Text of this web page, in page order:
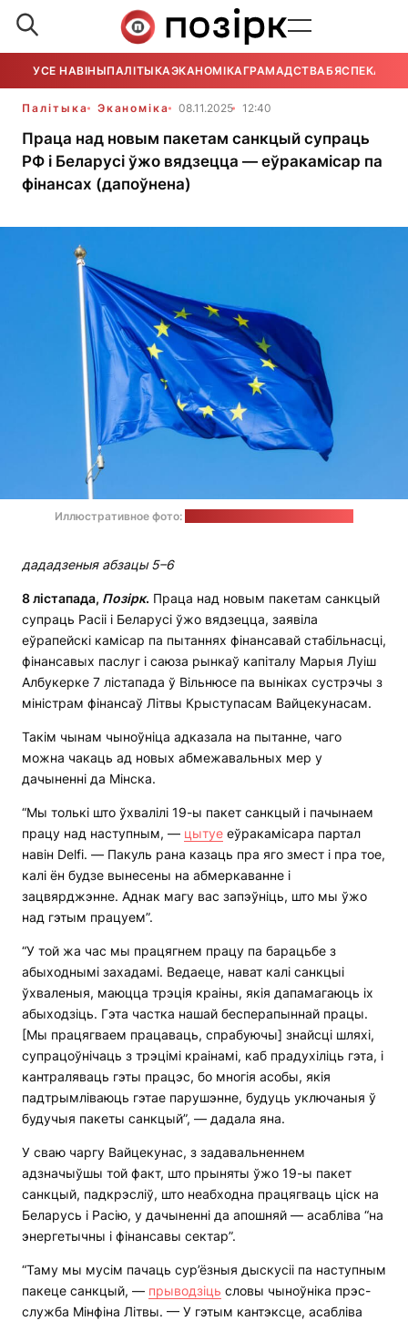
УСЕ НАВІНЫПАЛІТЫКАЭКАНОМІКАГРАМАДСТВАБЯСПЕКА
Палітыка Эканоміка 08.11.2025 12:40
Праца над новым пакетам санкцый супраць
РФ і Беларусі ўжо вядзецца — еўракамісар па
фінансах (дапоўнена)
Иллюстративное фото:
дададзеныя абзацы 5–6
8 лістапада, Позірк. Праца над новым пакетам санкцый
супраць Расіі і Беларусі ўжо вядзецца, заявіла
еўрапейскі камісар па пытаннях фінансавай стабільнасці,
фінансавых паслуг і саюза рынкаў капіталу Марыя Луіш
Албукерке 7 лістапада ў Вільнюсе па выніках сустрэчы з
міністрам фінансаў Літвы Крыступасам Вайцекунасам.
Такім чынам чыноўніца адказала на пытанне, чаго
можна чакаць ад новых абмежавальных мер у
дачыненні да Мінска.
“Мы толькі што ўхвалілі 19-ы пакет санкцый і пачынаем
працу над наступным, — цытуе еўракамісара партал
навін Delfi. — Пакуль рана казаць пра яго змест і пра тое,
калі ён будзе вынесены на абмеркаванне і
зацвярджэнне. Аднак магу вас запэўніць, што мы ўжо
над гэтым працуем”.
“У той жа час мы працягнем працу па барацьбе з
абыходнымі захадамі. Ведаеце, нават калі санкцыі
ўхваленыя, маюцца трэція краіны, якія дапамагаюць іх
абыходзіць. Гэта частка нашай бесперапыннай працы.
[Мы працягваем працаваць, спрабуючы] знайсці шляхі,
супрацоўнічаць з трэцімі краінамі, каб прадухіліць гэта, і
кантраляваць гэты працэс, бо многія асобы, якія
падтрымліваюць гэтае парушэнне, будуць уключаныя ў
будучыя пакеты санкцый”, — дадала яна.
У сваю чаргу Вайцекунас, з задавальненнем
адзначыўшы той факт, што прыняты ўжо 19-ы пакет
санкцый, падкрэсліў, што неабходна працягваць ціск на
Беларусь і Расію, у дачыненні да апошняй — асабліва “на
энергетычны і фінансавы сектар”.
“Таму мы мусім пачаць сур’ёзныя дыскусіі па наступным
пакеце санкцый, — прыводзіць словы чыноўніка прэс-
служба Мінфіна Літвы. — У гэтым кантэксце, асабліва